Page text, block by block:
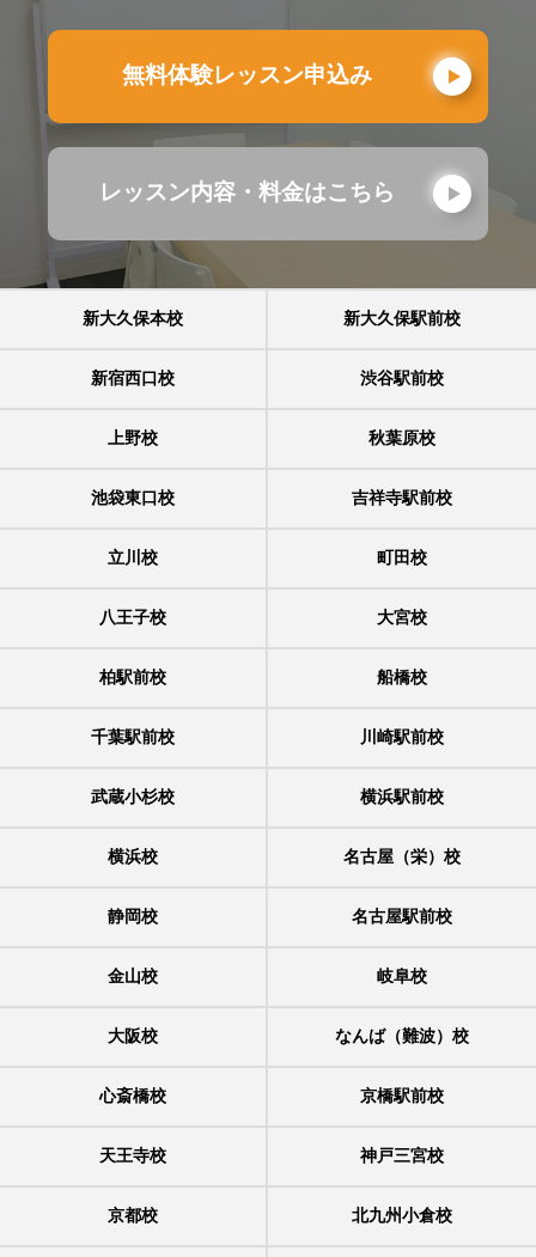
無料体験レッスン申込み
レッスン内容・料金はこちら
新大久保本校 新大久保駅前校
新宿西口校 渋谷駅前校
上野校 秋葉原校
池袋東口校 吉祥寺駅前校
立川校 町田校
八王子校 大宮校
柏駅前校 船橋校
千葉駅前校 川崎駅前校
武蔵小杉校 横浜駅前校
横浜校 名古屋（栄）校
静岡校 名古屋駅前校
金山校 岐阜校
大阪校 なんば（難波）校
心斎橋校 京橋駅前校
天王寺校 神戸三宮校
京都校 北九州小倉校